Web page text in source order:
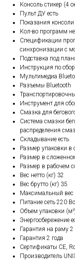
Консоль стикер (4
Пульт ДУ есть
Показания
Кол-во программ
Спецификации
синхронизации с
Подставка под
Инструкция по
Мультимедиа
Разъемы Bluetooth
Инструмент для
Смазка для
Система смазки
распределения
Складывание есть
Размер упаковки
Размер в
Размер в рабочем
Вес нетто (кг) 32
Вес брутто (кг) 35
Максимальный вес
Питание сеть 220
Объем упаковки
Энергосбережение
Гарантия на раму 2
Гарантия 2 года
Сертификаты CE,
Производитель